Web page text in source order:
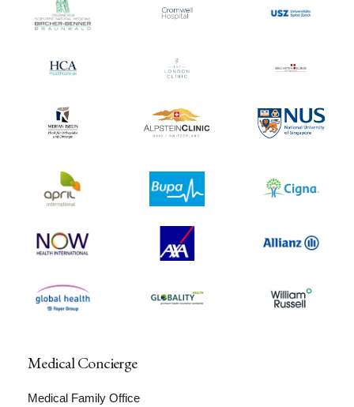
Medical Concierge
Medical Family Office